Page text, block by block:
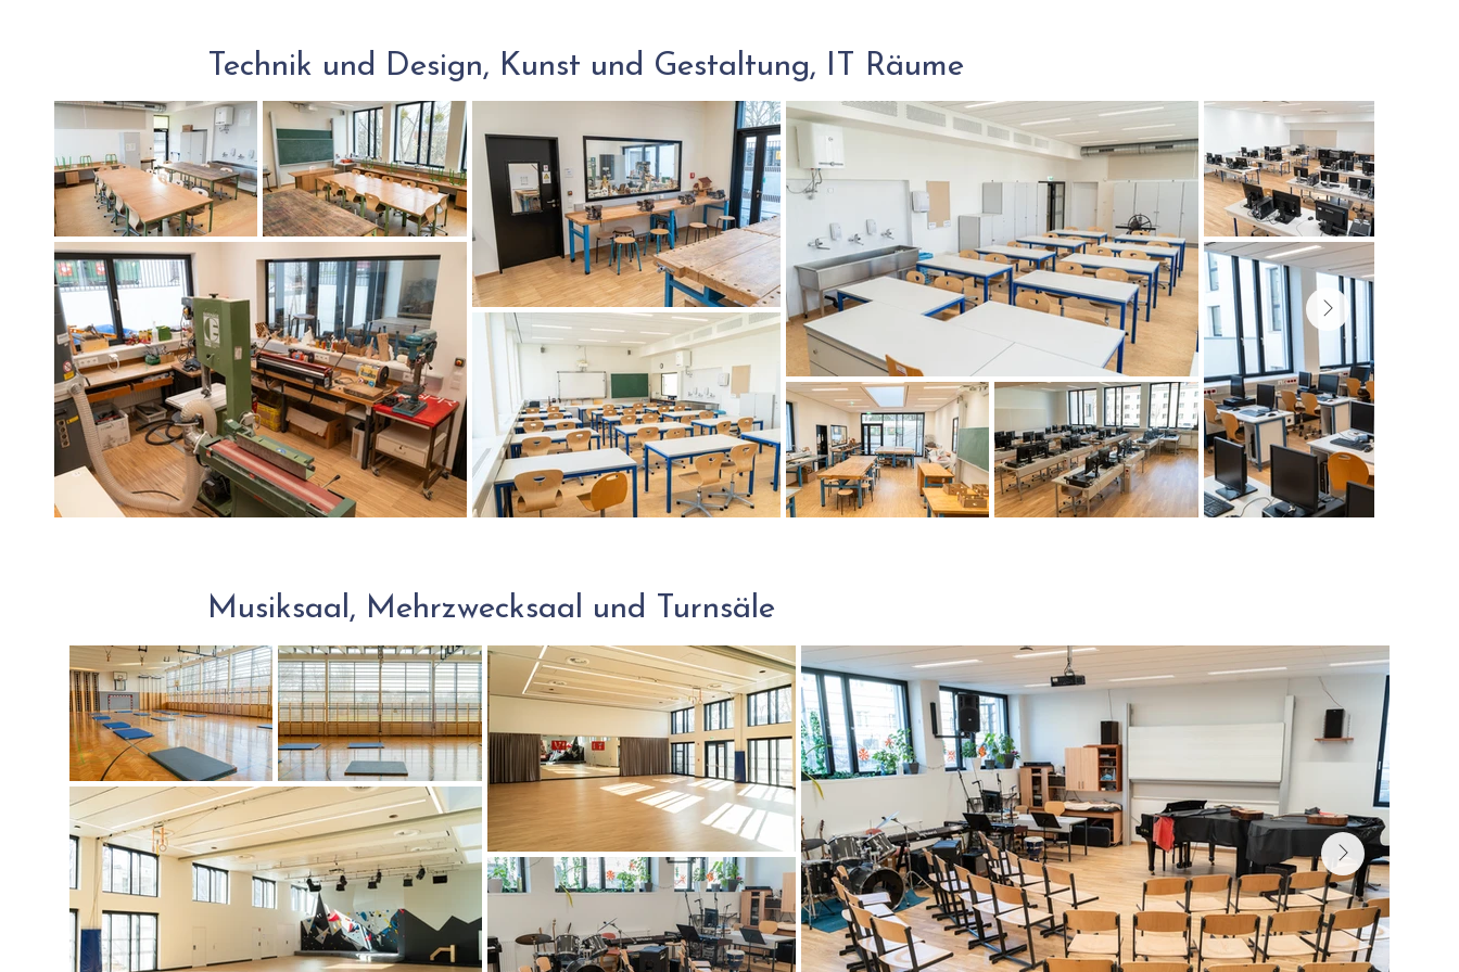
Technik und Design, Kunst und Gestaltung, IT Räume
Musiksaal, Mehrzwecksaal und Turnsäle